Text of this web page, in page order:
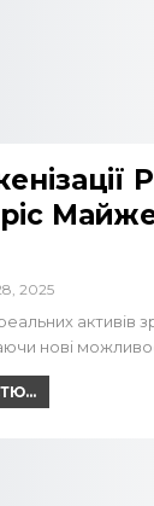
2025
активів
нові